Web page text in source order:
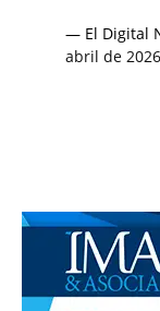
— El Digital
abril de 2026